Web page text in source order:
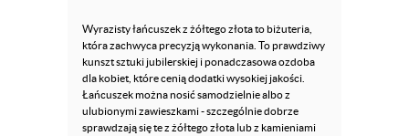
Wyrazisty łańcuszek z żółtego złota to biżuteria,
która zachwyca precyzją wykonania. To prawdziwy
kunszt sztuki jubilerskiej i ponadczasowa ozdoba
dla kobiet, które cenią dodatki wysokiej jakości.
Łańcuszek można nosić samodzielnie albo z
ulubionymi zawieszkami - szczególnie dobrze
sprawdzają się te z żółtego złota lub z kamieniami